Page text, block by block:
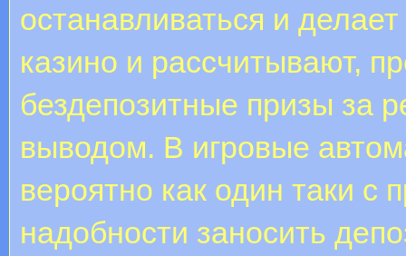
останавливаться и
казино и рассчитывают,
бездепозитные призы за
выводом. В игровые
вероятно как один таки с
надобности заносить